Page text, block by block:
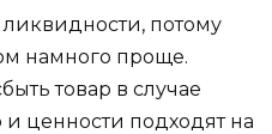
потому
намного проще.
товар в случае
ценности подходят на